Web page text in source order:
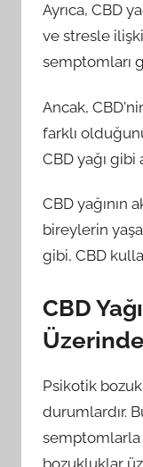
Ayrıca, CBD
ve stresle
semptomları
Ancak,
farklı
CBD yağı
CBD yağının
bireylerin
gibi, CBD
CBD
Psikotik
durumlardır.
semptomlarla